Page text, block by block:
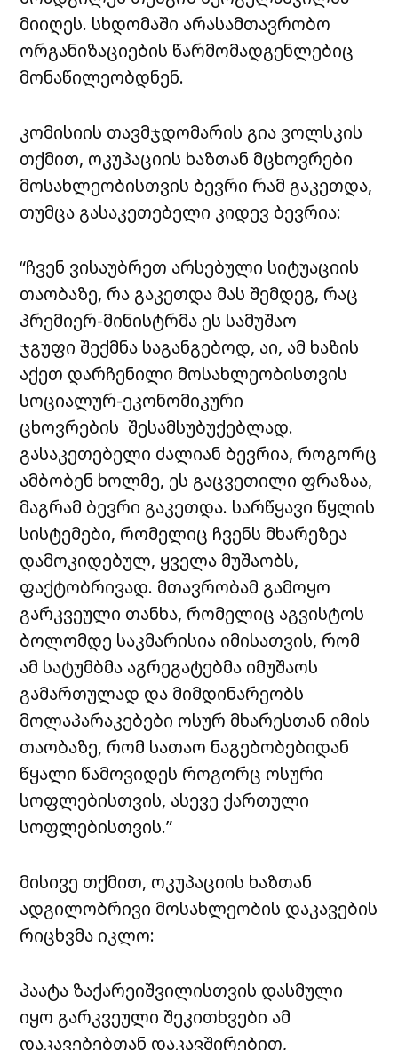
მიიღეს. სხდომაში არასამთავრობო
ორგანიზაციების წარმომადგენლებიც
მონაწილეობდნენ.
კომისიის თავმჯდომარის გია ვოლსკის
თქმით, ოკუპაციის ხაზთან მცხოვრები
მოსახლეობისთვის ბევრი რამ გაკეთდა,
თუმცა გასაკეთებელი კიდევ ბევრია:
“ჩვენ ვისაუბრეთ არსებული სიტუაციის
თაობაზე, რა გაკეთდა მას შემდეგ, რაც
პრემიერ-მინისტრმა ეს სამუშაო
ჯგუფი შექმნა საგანგებოდ, აი, ამ ხაზის
აქეთ დარჩენილი მოსახლეობისთვის
სოციალურ-ეკონომიკური
ცხოვრების შესამსუბუქებლად.
გასაკეთებელი ძალიან ბევრია, როგორც
ამბობენ ხოლმე, ეს გაცვეთილი ფრაზაა,
მაგრამ ბევრი გაკეთდა. სარწყავი წყლის
სისტემები, რომელიც ჩვენს მხარეზეა
დამოკიდებულ, ყველა მუშაობს,
ფაქტობრივად. მთავრობამ გამოყო
გარკვეული თანხა, რომელიც აგვისტოს
ბოლომდე საკმარისია იმისათვის, რომ
ამ სატუმბმა აგრეგატებმა იმუშაოს
გამართულად და მიმდინარეობს
მოლაპარაკებები ოსურ მხარესთან იმის
თაობაზე, რომ სათაო ნაგებობებიდან
წყალი წამოვიდეს როგორც ოსური
სოფლებისთვის, ასევე ქართული
სოფლებისთვის.”
მისივე თქმით, ოკუპაციის ხაზთან
ადგილობრივი მოსახლეობის დაკავების
რიცხვმა იკლო:
პაატა ზაქარეიშვილისთვის დასმული
იყო გარკვეული შეკითხვები ამ
დაკავებებთან დაკავშირებით,